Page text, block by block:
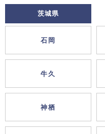
茨城県
石岡
牛久
神栖